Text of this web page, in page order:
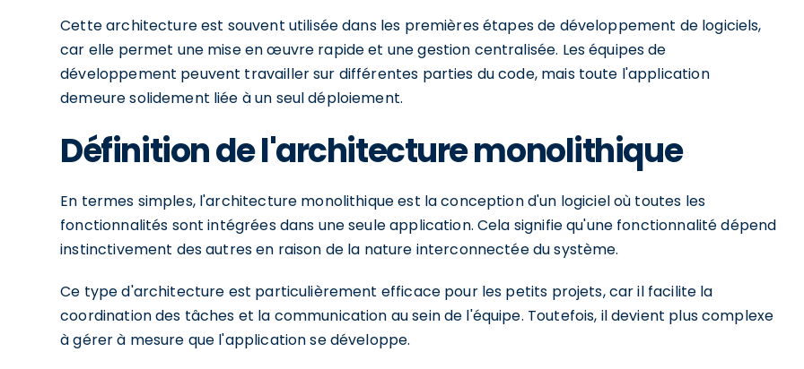
Cette architecture est souvent utilisée dans les premières étapes de développement de logiciels,
car elle permet une mise en œuvre rapide et une gestion centralisée. Les équipes de
développement peuvent travailler sur différentes parties du code, mais toute l'application
demeure solidement liée à un seul déploiement.
Définition de l'architecture monolithique
En termes simples, l'architecture monolithique est la conception d'un logiciel où toutes les
fonctionnalités sont intégrées dans une seule application. Cela signifie qu'une fonctionnalité dépend
instinctivement des autres en raison de la nature interconnectée du système.
Ce type d'architecture est particulièrement efficace pour les petits projets, car il facilite la
coordination des tâches et la communication au sein de l'équipe. Toutefois, il devient plus complexe
à gérer à mesure que l'application se développe.